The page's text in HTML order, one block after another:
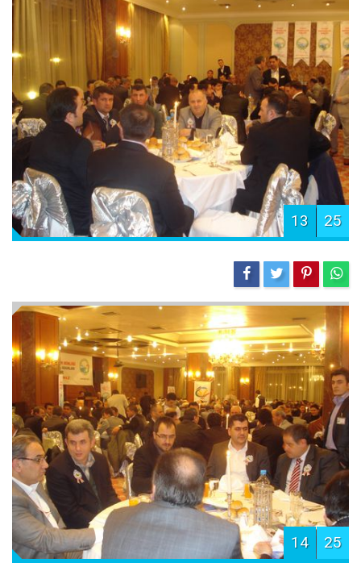
13 25
14 25